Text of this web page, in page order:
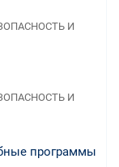
И
И
программы